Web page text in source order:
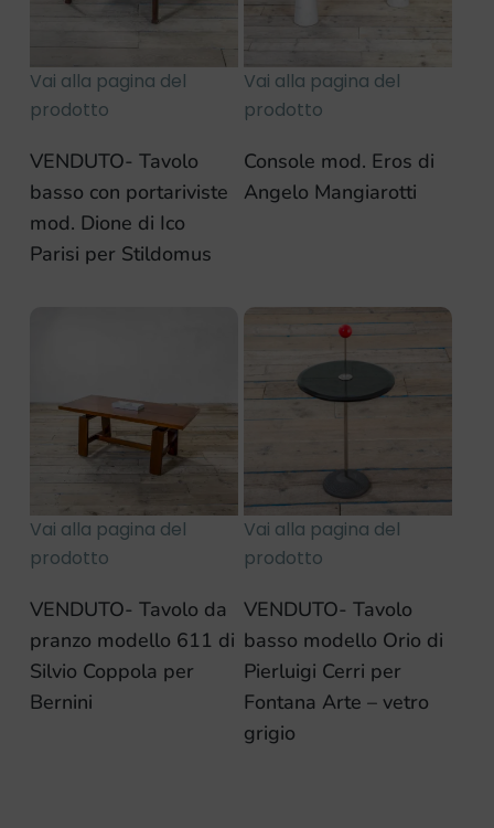
Vai alla pagina del
prodotto
VENDUTO- Tavolo
basso con portariviste
mod. Dione di Ico
Parisi per Stildomus
Vai alla pagina del
prodotto
Console mod. Eros di
Angelo Mangiarotti
Vai alla pagina del
prodotto
VENDUTO- Tavolo da
pranzo modello 611 di
Silvio Coppola per
Bernini
Vai alla pagina del
prodotto
VENDUTO- Tavolo
basso modello Orio di
Pierluigi Cerri per
Fontana Arte – vetro
grigio